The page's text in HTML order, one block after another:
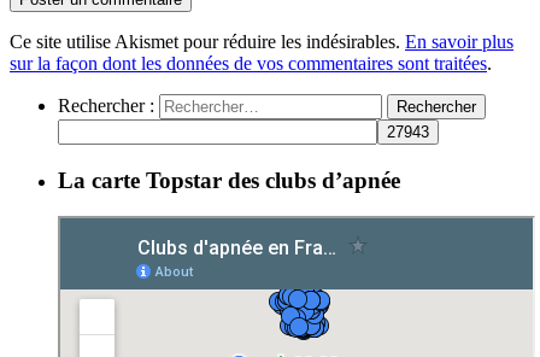
Ce site utilise Akismet pour réduire les indésirables. En savoir plus
sur la façon dont les données de vos commentaires sont traitées.
Rechercher :
La carte Topstar des clubs d’apnée